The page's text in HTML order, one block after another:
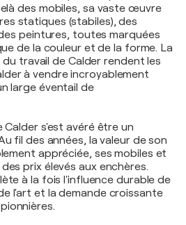
des mobiles, sa vaste œuvre
statiques (stabiles), des
peintures, toutes marquées
de la couleur et de la forme. La
travail de Calder rendent les
à vendre incroyablement
large éventail de
Calder s'est avéré être un
fil des années, la valeur de son
appréciée, ses mobiles et
prix élevés aux enchères.
à la fois l'influence durable de
l'art et la demande croissante